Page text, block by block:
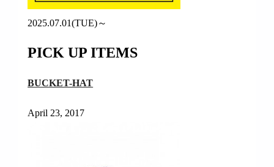
2025.07.01(TUE)～
PICK UP ITEMS
BUCKET-HAT
April 23, 2017